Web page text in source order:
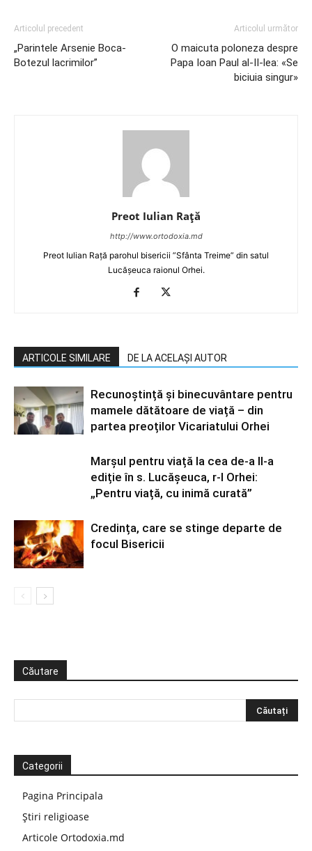
Articolul precedent
„Parintele Arsenie Boca-
Botezul lacrimilor”
Articolul următor
O maicuta poloneza despre
Papa Ioan Paul al-II-lea: «Se
biciuia singur»
Preot Iulian Raţă
http://www.ortodoxia.md
Preot Iulian Rață parohul bisericii ”Sfânta Treime” din satul
Lucășeuca raionul Orhei.
ARTICOLE SIMILARE DE LA ACELAȘI AUTOR
Recunoștință și binecuvântare pentru
mamele dătătoare de viață – din
partea preoților Vicariatului Orhei
Marșul pentru viață la cea de-a II-a
ediție în s. Lucășeuca, r-l Orhei:
„Pentru viață, cu inimă curată”
Credința, care se stinge departe de
focul Bisericii
Căutare
Categorii
Pagina Principala
Știri religioase
Articole Ortodoxia.md